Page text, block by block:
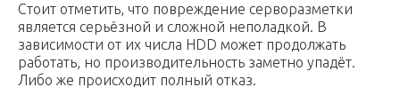
Стоит отметить, что повреждение серворазметки
является серьёзной и сложной неполадкой. В
зависимости от их числа HDD может продолжать
работать, но производительность заметно упадёт.
Либо же происходит полный отказ.